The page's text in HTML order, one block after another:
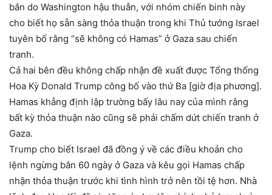
bắn do Washington hậu thuẫn, với nhóm chiến binh này
cho biết họ sẵn sàng thỏa thuận trong khi Thủ tướng Israel
tuyên bố rằng “sẽ không có Hamas” ở Gaza sau chiến
tranh.
Cả hai bên đều không chấp nhận đề xuất được Tổng thống
Hoa Kỳ Donald Trump công bố vào thứ Ba [giờ địa phương].
Hamas khẳng định lập trường bấy lâu nay của mình rằng
bất kỳ thỏa thuận nào cũng sẽ phải chấm dứt chiến tranh ở
Gaza.
Trump cho biết Israel đã đồng ý về các điều khoản cho
lệnh ngừng bắn 60 ngày ở Gaza và kêu gọi Hamas chấp
nhận thỏa thuận trước khi tình hình trở nên tồi tệ hơn. Nhà